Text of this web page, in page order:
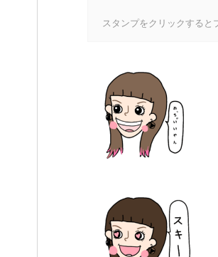
スタンプをクリックすると